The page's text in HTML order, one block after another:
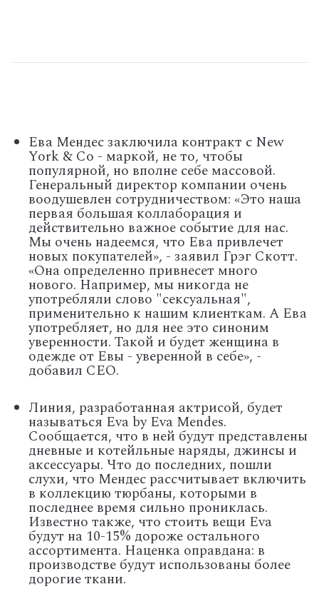
Ева Мендес заключила контракт с New
York & Co - маркой, не то, чтобы
популярной, но вполне себе массовой.
Генеральный директор компании очень
воодушевлен сотрудничеством: «Это наша
первая большая коллаборация и
действительно важное событие для нас.
Мы очень надеемся, что Ева привлечет
новых покупателей», - заявил Грэг Скотт.
«Она определенно привнесет много
нового. Например, мы никогда не
употребляли слово "сексуальная",
применительно к нашим клиенткам. А Ева
употребляет, но для нее это синоним
уверенности. Такой и будет женщина в
одежде от Евы - уверенной в себе», -
добавил СЕО.
Линия, разработанная актрисой, будет
называться Eva by Eva Mendes.
Сообщается, что в ней будут представлены
дневные и котейльные наряды, джинсы и
аксессуары. Что до последних, пошли
слухи, что Мендес рассчитывает включить
в коллекцию тюрбаны, которыми в
последнее время сильно прониклась.
Известно также, что стоить вещи Eva
будут на 10-15% дороже остального
ассортимента. Наценка оправдана: в
производстве будут использованы более
дорогие ткани.